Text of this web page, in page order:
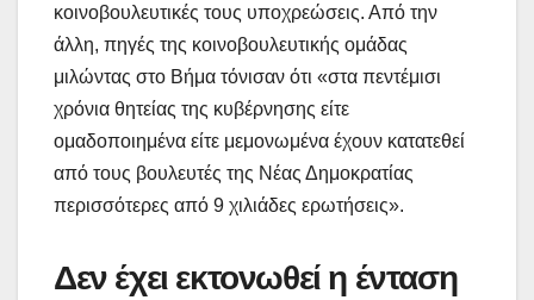
κοινοβουλευτικές τους υποχρεώσεις. Από την
άλλη, πηγές της κοινοβουλευτικής ομάδας
μιλώντας στο Βήμα τόνισαν ότι «στα πεντέμισι
χρόνια θητείας της κυβέρνησης είτε
ομαδοποιημένα είτε μεμονωμένα έχουν κατατεθεί
από τους βουλευτές της Νέας Δημοκρατίας
περισσότερες από 9 χιλιάδες ερωτήσεις».
Δεν έχει εκτονωθεί η ένταση